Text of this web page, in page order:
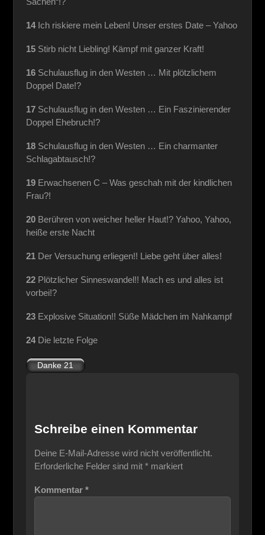
14Ich riskiere mein Leben! Unser erstes Date – Yahoo
15Stirb nicht Liebling! Kämpf mit ganzer Kraft!
16Schulausflug in den Westen … Mit plötzlichem
Doppel Date!?
17Schulausflug in den Westen … Ein Faszinierender
Doppel Ehebruch!?
18Schulausflug in den Westen … Ein charmanter
Schlagabtausch!?
19Erwachsenen C – Was geschah mit der kindlichen
Frau?!
20Berühren von weicher heller Haut!? Yahoo, Yahoo,
heiße erste Nacht
21Der Versuchung erliegen!! Liebe geht über alles!
22Plötzlicher Sinneswandel!! Mach es und alles ist
vorbei!?
23Explosive Situation!! Süße Mädchen im Nahkampf
24Die letzte Folge
Schreibe einen Kommentar
Deine E-Mail-Adresse wird nicht veröffentlicht.
Erforderliche Felder sind mit *markiert
Kommentar *